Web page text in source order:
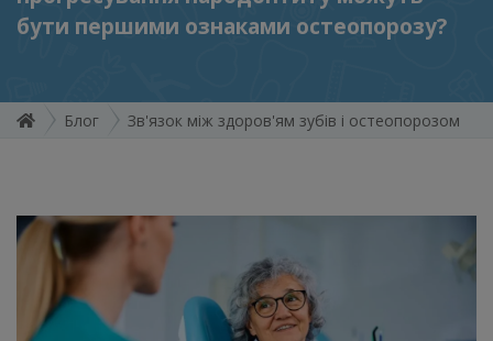
бути першими ознаками остеопорозу?
Блог Зв'язок між здоров'ям зубів і остеопорозом